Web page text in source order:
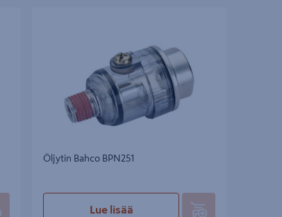
Öljytin Bahco BPN251
Lue lisää